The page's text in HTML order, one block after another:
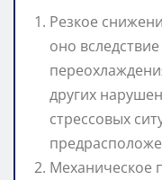
Резкое
оно
других
стрессовых
Механическое